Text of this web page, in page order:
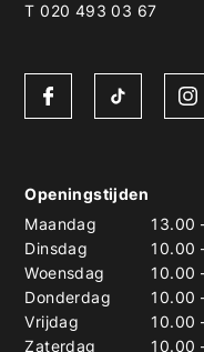
T 020 493 03 67
Openingstijden
Maandag
13.00
Dinsdag
10.00
Woensdag
10.00
Donderdag
10.00
Vrijdag
10.00
Zaterdag
10.00